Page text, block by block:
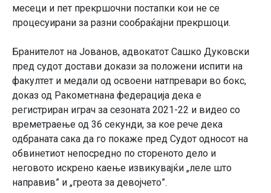
месеци и пет прекршочни постапки кои не се
процесуирани за разни сообраќајни прекршоци.
Бранителот на Јованов, адвокатот Сашко Дуковски
пред судот достави докази за положени испити на
факултет и медали од освоени натпревари во бокс,
доказ од Ракометнана федерација дека е
регистриран играч за сезоната 2021-22 и видео со
времетраење од 36 секунди, за кое рече дека
одбраната сака да го покаже пред Судот односот на
обвинетиот непосредно по стореното дело и
неговото искрено каење извикувајќи „леле што
направив” и „греота за девојчето”.